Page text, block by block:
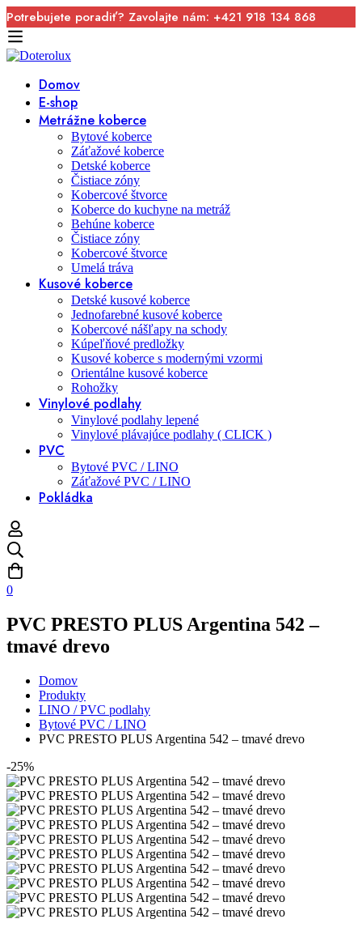
Potrebujete poradiť? Zavolajte nám: +421 918 134 868
Domov
E-shop
Metrážne koberce
Bytové koberce
Záťažové koberce
Detské koberce
Čistiace zóny
Kobercové štvorce
Koberce do kuchyne na metráž
Behúne koberce
Čistiace zóny
Kobercové štvorce
Umelá tráva
Kusové koberce
Detské kusové koberce
Jednofarebné kusové koberce
Kobercové nášľapy na schody
Kúpeľňové predložky
Kusové koberce s modernými vzormi
Orientálne kusové koberce
Rohožky
Vinylové podlahy
Vinylové podlahy lepené
Vinylové plávajúce podlahy ( CLICK )
PVC
Bytové PVC / LINO
Záťažové PVC / LINO
Pokládka
0
PVC PRESTO PLUS Argentina 542 –
tmavé drevo
Domov
Produkty
LINO / PVC podlahy
Bytové PVC / LINO
PVC PRESTO PLUS Argentina 542 – tmavé drevo
-25%